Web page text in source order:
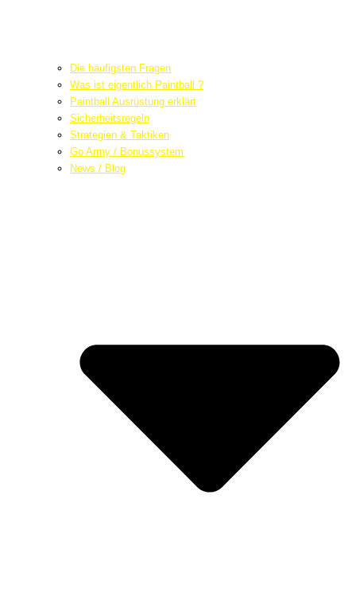
Die häufigsten Fragen
Was ist eigentlich Paintball ?
Paintball Ausrüstung erklärt
Sicherheitsregeln
Strategien & Taktiken
Go Army / Bonussystem
News / Blog